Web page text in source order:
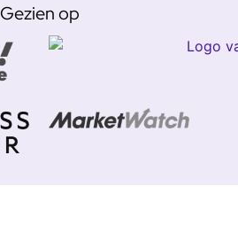
Gezien op